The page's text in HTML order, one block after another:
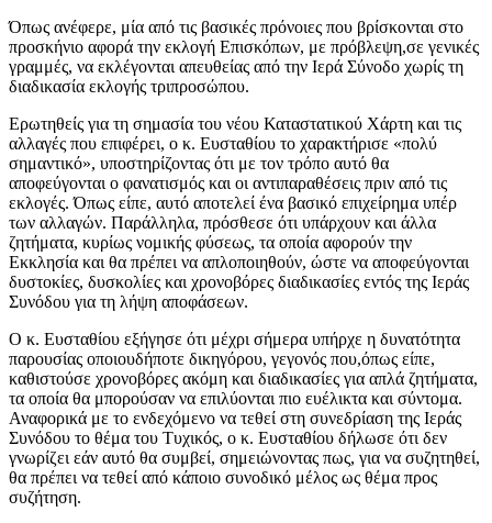
Όπως ανέφερε, μία από τις βασικές πρόνοιες που βρίσκονται στο
προσκήνιο αφορά την εκλογή Επισκόπων, με πρόβλεψη,σε γενικές
γραμμές, να εκλέγονται απευθείας από την Ιερά Σύνοδο χωρίς τη
διαδικασία εκλογής τριπροσώπου.
Ερωτηθείς για τη σημασία του νέου Καταστατικού Χάρτη και τις
αλλαγές που επιφέρει, ο κ. Ευσταθίου το χαρακτήρισε «πολύ
σημαντικό», υποστηρίζοντας ότι με τον τρόπο αυτό θα
αποφεύγονται ο φανατισμός και οι αντιπαραθέσεις πριν από τις
εκλογές. Όπως είπε, αυτό αποτελεί ένα βασικό επιχείρημα υπέρ
των αλλαγών. Παράλληλα, πρόσθεσε ότι υπάρχουν και άλλα
ζητήματα, κυρίως νομικής φύσεως, τα οποία αφορούν την
Εκκλησία και θα πρέπει να απλοποιηθούν, ώστε να αποφεύγονται
δυστοκίες, δυσκολίες και χρονοβόρες διαδικασίες εντός της Ιεράς
Συνόδου για τη λήψη αποφάσεων.
Ο κ. Ευσταθίου εξήγησε ότι μέχρι σήμερα υπήρχε η δυνατότητα
παρουσίας οποιουδήποτε δικηγόρου, γεγονός που,όπως είπε,
καθιστούσε χρονοβόρες ακόμη και διαδικασίες για απλά ζητήματα,
τα οποία θα μπορούσαν να επιλύονται πιο ευέλικτα και σύντομα.
Αναφορικά με το ενδεχόμενο να τεθεί στη συνεδρίαση της Ιεράς
Συνόδου το θέμα του Τυχικός, ο κ. Ευσταθίου δήλωσε ότι δεν
γνωρίζει εάν αυτό θα συμβεί, σημειώνοντας πως, για να συζητηθεί,
θα πρέπει να τεθεί από κάποιο συνοδικό μέλος ως θέμα προς
συζήτηση.